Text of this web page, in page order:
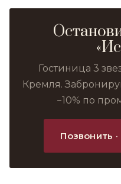
Гостиница 3
Кремля.
−10% по
Позвонить